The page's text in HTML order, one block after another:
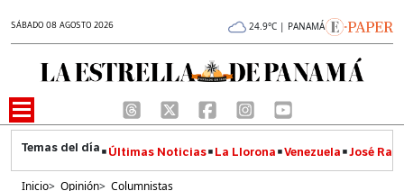
SÁBADO 08 AGOSTO 2026 24.9°C | PANAMÁ
Últimas Noticias La Llorona Venezuela José
Inicio> Opinión> Columnistas